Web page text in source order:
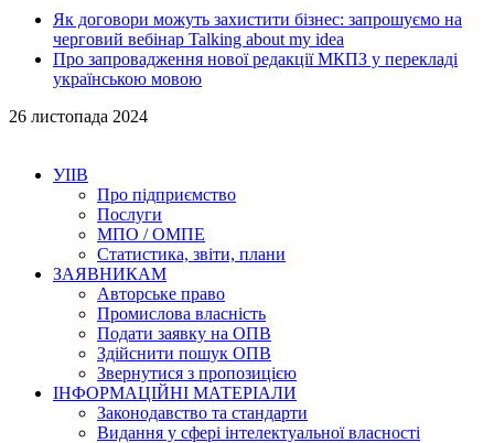
Як договори можуть захистити бізнес: запрошуємо на
черговий вебінар Talking about my idea
Про запровадження нової редакції МКПЗ у перекладі
українською мовою
26 листопада 2024
УІІВ
Про підприємство
Послуги
МПО / ОМПЕ
Статистика, звіти, плани
ЗАЯВНИКАМ
Авторське право
Промислова власність
Подати заявку на ОПВ
Здійснити пошук ОПВ
Звернутися з пропозицією
ІНФОРМАЦІЙНІ МАТЕРІАЛИ
Законодавство та стандарти
Видання у сфері інтелектуальної власності